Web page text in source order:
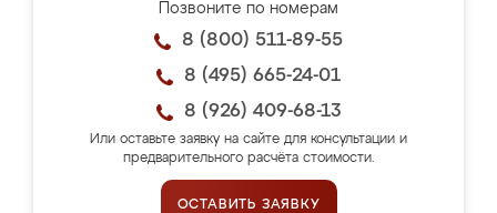
Позвоните по номерам
8 (800) 511-89-55
8 (495) 665-24-01
8 (926) 409-68-13
Или оставьте заявку на сайте для консультации и
предварительного расчёта стоимости.
ОСТАВИТЬ ЗАЯВКУ